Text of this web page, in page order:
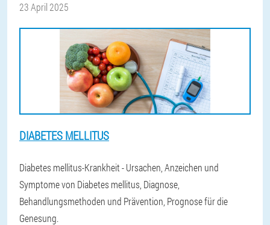
23 April 2025
DIABETES MELLITUS
Diabetes mellitus-Krankheit - Ursachen, Anzeichen und
Symptome von Diabetes mellitus, Diagnose,
Behandlungsmethoden und Prävention, Prognose für die
Genesung.